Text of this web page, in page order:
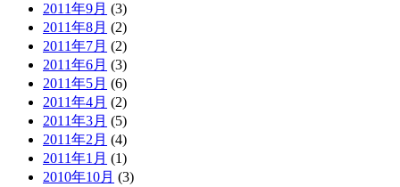
2011年9月 (3)
2011年8月 (2)
2011年7月 (2)
2011年6月 (3)
2011年5月 (6)
2011年4月 (2)
2011年3月 (5)
2011年2月 (4)
2011年1月 (1)
2010年10月 (3)